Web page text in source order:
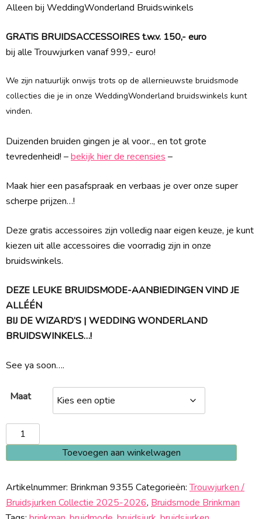
Alleen bij WeddingWonderland Bruidswinkels
GRATIS BRUIDSACCESSOIRES t.w.v. 150,- euro
bij alle Trouwjurken vanaf 999,- euro!
We zijn natuurlijk onwijs trots op de allernieuwste bruidsmode
collecties die je in onze WeddingWonderland bruidswinkels kunt
vinden.
Duizenden bruiden gingen je al voor.., en tot grote
tevredenheid! –bekijk hier de recensies –
Maak hier een pasafspraak en verbaas je over onze super
scherpe prijzen…!
Deze gratis accessoires zijn volledig naar eigen keuze, je kunt
kiezen uit alle accessoires die voorradig zijn in onze
bruidswinkels.
DEZE LEUKE BRUIDSMODE-AANBIEDINGEN VIND JE
ALLÉÉN
BIJ DE WIZARD’S | WEDDING WONDERLAND
BRUIDSWINKELS…!
See ya soon….
Maat
Brinkman
9355
aantal
Toevoegen aan winkelwagen
Artikelnummer: Brinkman 9355 Categorieën:Trouwjurken /
Bruidsjurken Collectie 2025-2026, Bruidsmode Brinkman